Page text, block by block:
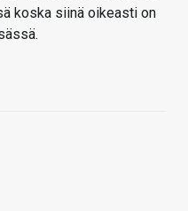
koska siinä oikeasti on